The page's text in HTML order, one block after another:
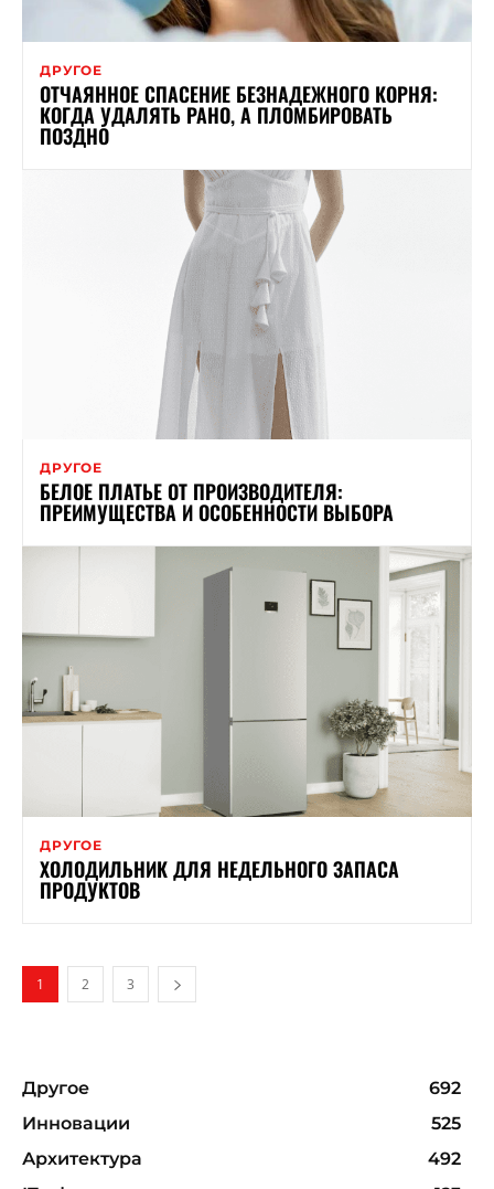
ДРУГОЕ
ОТЧАЯННОЕ СПАСЕНИЕ БЕЗНАДЕЖНОГО КОРНЯ:
КОГДА УДАЛЯТЬ РАНО, А ПЛОМБИРОВАТЬ
ПОЗДНО
ДРУГОЕ
БЕЛОЕ ПЛАТЬЕ ОТ ПРОИЗВОДИТЕЛЯ:
ПРЕИМУЩЕСТВА И ОСОБЕННОСТИ ВЫБОРА
ДРУГОЕ
ХОЛОДИЛЬНИК ДЛЯ НЕДЕЛЬНОГО ЗАПАСА
ПРОДУКТОВ
1 2 3
Другое
692
Инновации
525
Архитектура
492